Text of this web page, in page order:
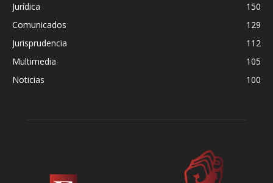
Jurídica
150
Comunicados
129
Jurisprudencia
112
Multimedia
105
Noticias
100